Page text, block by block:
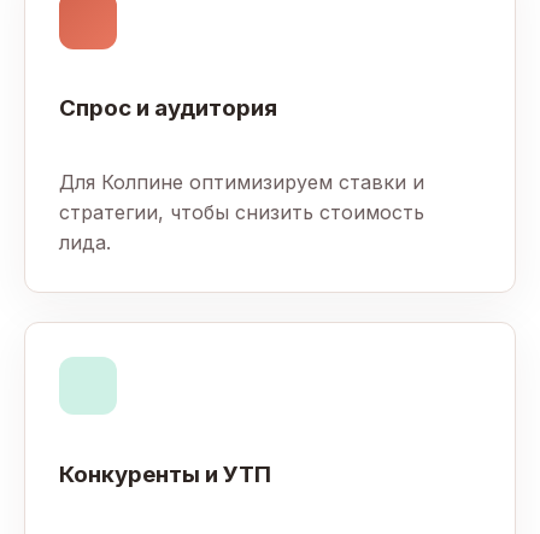
Спрос и аудитория
Для Колпине оптимизируем ставки и
стратегии, чтобы снизить стоимость
лида.
Конкуренты и УТП